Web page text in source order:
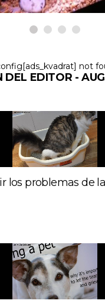
not
DEL EDITOR -
los problemas de